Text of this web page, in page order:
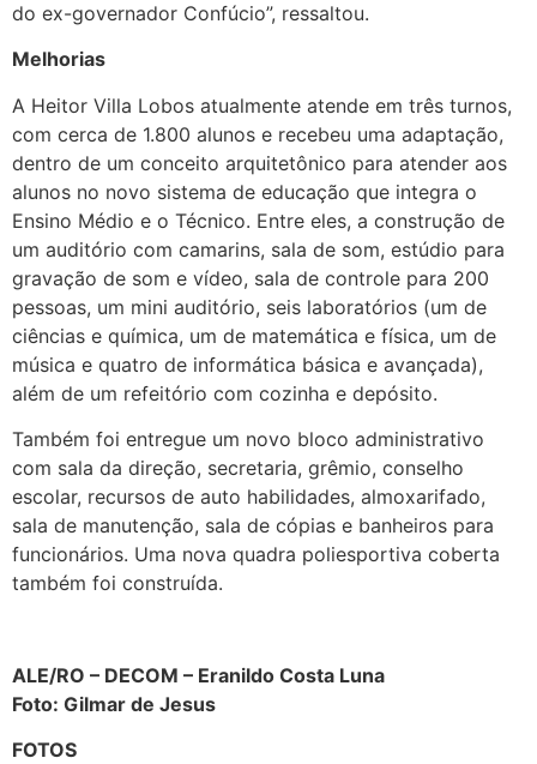
do ex-governador Confúcio”, ressaltou.
Melhorias
A Heitor Villa Lobos atualmente atende em três turnos,
com cerca de 1.800 alunos e recebeu uma adaptação,
dentro de um conceito arquitetônico para atender aos
alunos no novo sistema de educação que integra o
Ensino Médio e o Técnico. Entre eles, a construção de
um auditório com camarins, sala de som, estúdio para
gravação de som e vídeo, sala de controle para 200
pessoas, um mini auditório, seis laboratórios (um de
ciências e química, um de matemática e física, um de
música e quatro de informática básica e avançada),
além de um refeitório com cozinha e depósito.
Também foi entregue um novo bloco administrativo
com sala da direção, secretaria, grêmio, conselho
escolar, recursos de auto habilidades, almoxarifado,
sala de manutenção, sala de cópias e banheiros para
funcionários. Uma nova quadra poliesportiva coberta
também foi construída.
ALE/RO – DECOM – Eranildo Costa Luna
Foto: Gilmar de Jesus
FOTOS